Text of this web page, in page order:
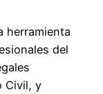
herramienta
del
Civil, y